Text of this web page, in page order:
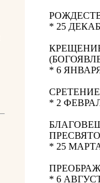
* 25
* 6 ЯНВАРЯ
* 2
* 25 МАРТА
* 6